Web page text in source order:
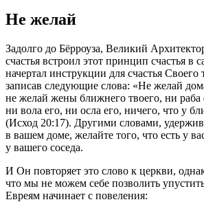
Не желай
Задолго до Бёрроуза, Великий
счастья встроил этот принцип счастья в
начертал инструкции для счастья Своего
записав следующие слова: «Не желай
не желай жены ближнего твоего, ни раба
ни вола его, ни осла его, ничего, что у
(Исход 20:17). Другими словами,
в вашем доме, желайте того, что есть у
у вашего соседа.
И Он повторяет это слово к церкви,
что мы не можем себе позволить
Евреям начинает с повеления: